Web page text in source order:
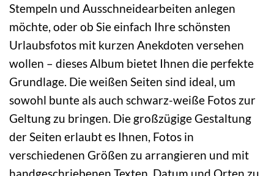
Stempeln und Ausschneidearbeiten anlegen
möchte, oder ob Sie einfach Ihre schönsten
Urlaubsfotos mit kurzen Anekdoten versehen
wollen – dieses Album bietet Ihnen die perfekte
Grundlage. Die weißen Seiten sind ideal, um
sowohl bunte als auch schwarz-weiße Fotos zur
Geltung zu bringen. Die großzügige Gestaltung
der Seiten erlaubt es Ihnen, Fotos in
verschiedenen Größen zu arrangieren und mit
handgeschriebenen Texten, Datum und Orten zu